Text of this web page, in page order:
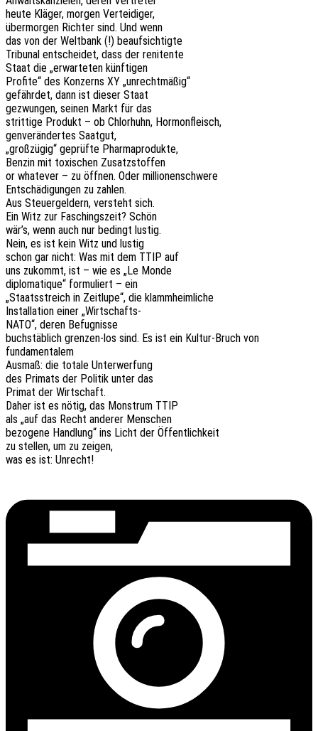
heute Kläger, morgen Verteidiger,
über­mor­gen Rich­ter sind. Und wenn
das von der Welt­bank (!) beaufsichtigte
Tribu­nal entschei­det, dass der renitente
Staat die „erwar­te­ten künftigen
Profi­te“ des Konzerns XY „unrecht­mä­ßig“
gefähr­det, dann ist dieser Staat
gezwun­gen, seinen Markt für das
strit­ti­ge Produkt – ob Chlor­huhn, Hormonfleisch,
genver­än­der­tes Saatgut,
„groß­zü­gig“ geprüf­te Pharmaprodukte,
Benzin mit toxi­schen Zusatzstoffen
or whate­ver – zu öffnen. Oder millionenschwere
Entschä­di­gun­gen zu zahlen.
Aus Steu­er­gel­dern, versteht sich.
Ein Witz zur Faschings­zeit? Schön
wär’s, wenn auch nur bedingt lustig.
Nein, es ist kein Witz und lustig
schon gar nicht: Was mit dem TTIP auf
uns zukommt, ist – wie es „Le Monde
diplo­ma­tique“ formu­liert – ein
„Staats­streich in Zeit­lu­pe“, die klammheimliche
Instal­la­ti­on einer „Wirt­schafts-
NATO“, deren Befugnisse
buch­stäb­lich gren­zen-los sind. Es ist ein Kultur-Bruch von
fundamentalem
Ausmaß: die totale Unterwerfung
des Primats der Poli­tik unter das
Primat der Wirtschaft.
Daher ist es nötig, das Mons­trum TTIP
als „auf das Recht ande­rer Menschen
bezo­ge­ne Hand­lung“ ins Licht der Öffentlichkeit
zu stel­len, um zu zeigen,
was es ist: Unrecht!